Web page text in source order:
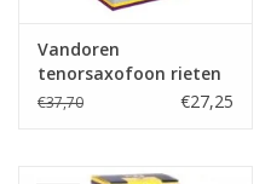
Vandoren
tenorsaxofoon rieten
V12
€37,70 €27,25